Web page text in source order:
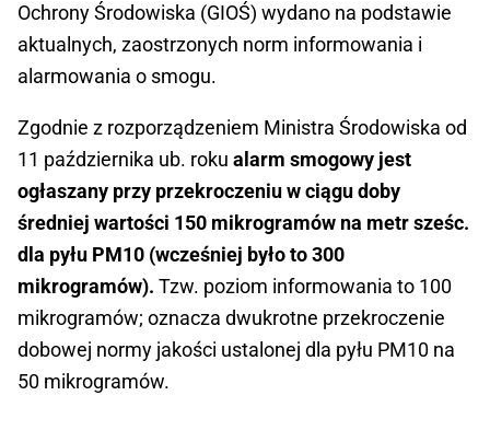
Ochrony Środowiska (GIOŚ) wydano na podstawie
aktualnych, zaostrzonych norm informowania i
alarmowania o smogu.
Zgodnie z rozporządzeniem Ministra Środowiska od
11 października ub. roku alarm smogowy jest
ogłaszany przy przekroczeniu w ciągu doby
średniej wartości 150 mikrogramów na metr sześc.
dla pyłu PM10 (wcześniej było to 300
mikrogramów). Tzw. poziom informowania to 100
mikrogramów; oznacza dwukrotne przekroczenie
dobowej normy jakości ustalonej dla pyłu PM10 na
50 mikrogramów.